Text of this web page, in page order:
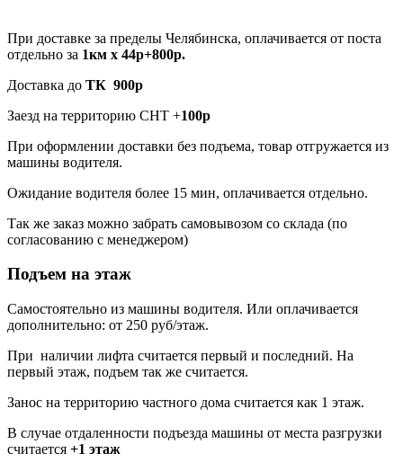
При доставке за пределы Челябинска, оплачивается от поста
отдельно за 1км х 44р+800р.
Доставка до ТК 900р
Заезд на территорию СНТ +100р
При оформлении доставки без подъема, товар отгружается из
машины водителя.
Ожидание водителя более 15 мин, оплачивается отдельно.
Так же заказ можно забрать самовывозом со склада (по
согласованию с менеджером)
Подъем на этаж
Самостоятельно из машины водителя. Или оплачивается
дополнительно: от 250 руб/этаж.
При наличии лифта считается первый и последний. На
первый этаж, подъем так же считается.
Занос на территорию частного дома считается как 1 этаж.
В случае отдаленности подъезда машины от места разгрузки
считается +1 этаж